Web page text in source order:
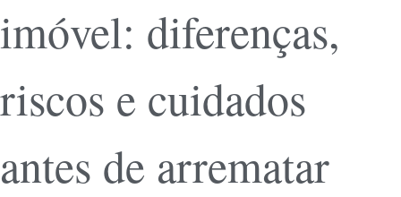
imóvel: diferenças,
riscos e cuidados
antes de arrematar